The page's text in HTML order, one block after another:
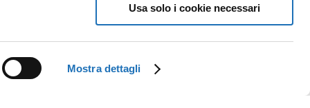
Mostra dettagli
Usa solo i cookie necessari